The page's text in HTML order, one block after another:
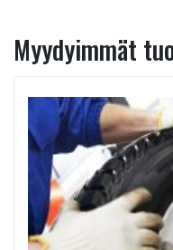
Myydyimmät